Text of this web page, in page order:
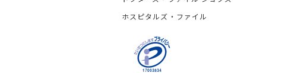
ホスピタルズ・ファイル